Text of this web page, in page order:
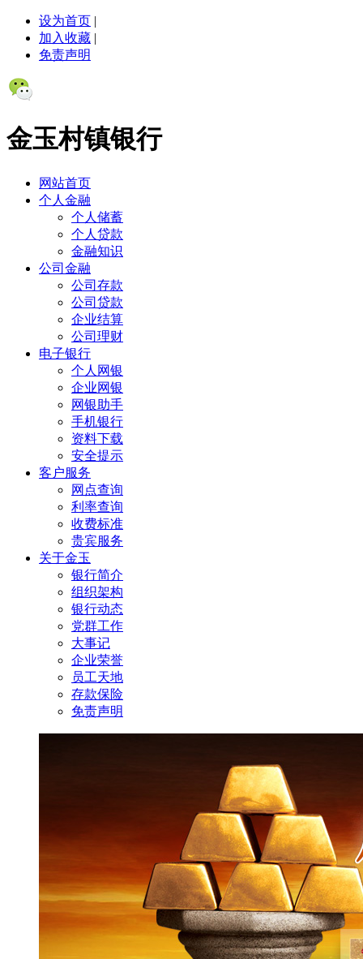
设为首页 |
加入收藏 |
免责声明
金玉村镇银行
网站首页
个人金融
个人储蓄
个人贷款
金融知识
公司金融
公司存款
公司贷款
企业结算
公司理财
电子银行
个人网银
企业网银
网银助手
手机银行
资料下载
安全提示
客户服务
网点查询
利率查询
收费标准
贵宾服务
关于金玉
银行简介
组织架构
银行动态
党群工作
大事记
企业荣誉
员工天地
存款保险
免责声明